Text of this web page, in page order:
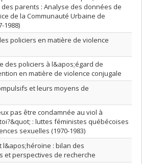
parents : Analyse des données de
de la Communauté Urbaine de
1988)
policiers en matière de violence
des policiers à l&apos;égard de
en matière de violence conjugale
et leurs moyens de
pas être condamnée au viol à
: luttes féministes québécoises
sexuelles (1970-1983)
l&apos;héroïne : bilan des
et perspectives de recherche